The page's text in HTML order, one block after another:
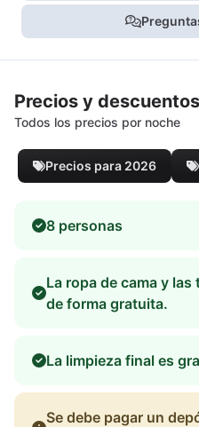
Precios y descuentos
Todos los precios por noche
Precios para 2026
8 personas
La ropa de cama y
de forma gratuita.
La limpieza final es
Se debe pagar un